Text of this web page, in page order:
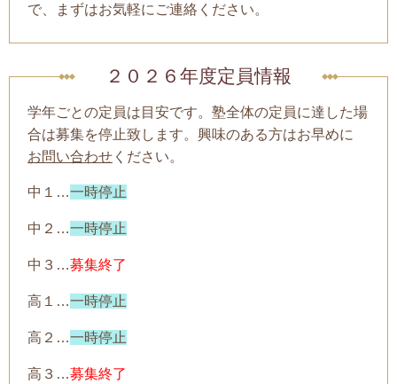
で、まずはお気軽にご連絡ください。
２０２６年度定員情報
学年ごとの定員は目安です。塾全体の定員に達した場
合は募集を停止致します。興味のある方はお早めに
お問い合わせ ください。
中１…一時停止
中２…一時停止
中３…募集終了
高１…一時停止
高２…一時停止
高３…募集終了